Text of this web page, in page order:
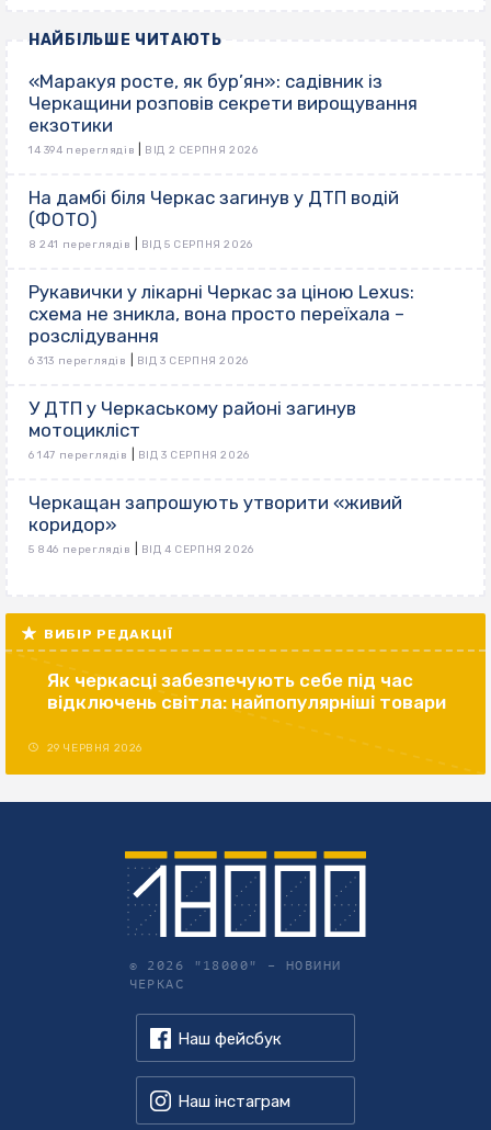
НАЙБІЛЬШЕ ЧИТАЮТЬ
«Маракуя росте, як бур’ян»: садівник із
Черкащини розповів секрети вирощування
екзотики
14 394 переглядів ВІД 2 СЕРПНЯ 2026
На дамбі біля Черкас загинув у ДТП водій
(ФОТО)
8 241 переглядів ВІД 5 СЕРПНЯ 2026
Рукавички у лікарні Черкас за ціною Lexus:
схема не зникла, вона просто переїхала –
розслідування
6 313 переглядів ВІД 3 СЕРПНЯ 2026
У ДТП у Черкаському районі загинув
мотоцикліст
6 147 переглядів ВІД 3 СЕРПНЯ 2026
Черкащан запрошують утворити «живий
коридор»
5 846 переглядів ВІД 4 СЕРПНЯ 2026
ВИБІР РЕДАКЦІЇ
Як черкасці забезпечують себе під час
відключень світла: найпопулярніші товари
29 ЧЕРВНЯ 2026
© 2026 "18000" – НОВИНИ
ЧЕРКАС
Наш фейсбук
Наш інстаграм